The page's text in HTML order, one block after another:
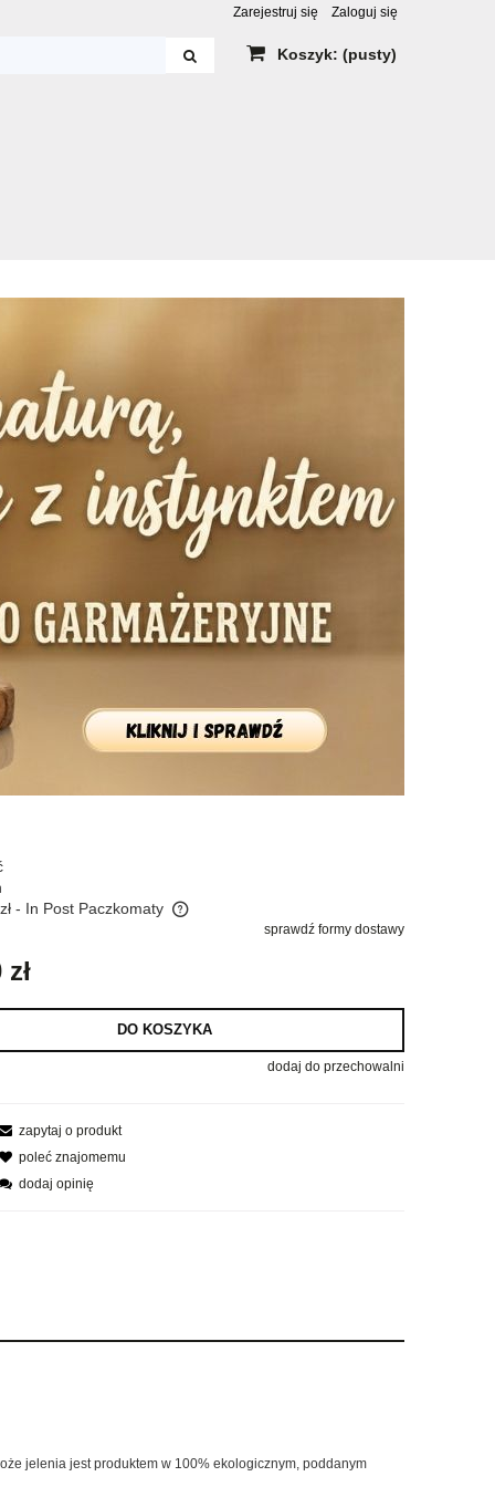
Zarejestruj się Zaloguj się
Koszyk: (pusty)
- In Post Paczkomaty
sprawdź formy dostawy
DO KOSZYKA
dodaj do przechowalni
zapytaj o produkt
poleć znajomemu
dodaj opinię
jelenia jest produktem w 100% ekologicznym, poddanym